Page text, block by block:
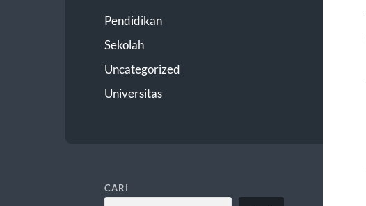
Pendidikan
Sekolah
Uncategorized
Universitas
CARI